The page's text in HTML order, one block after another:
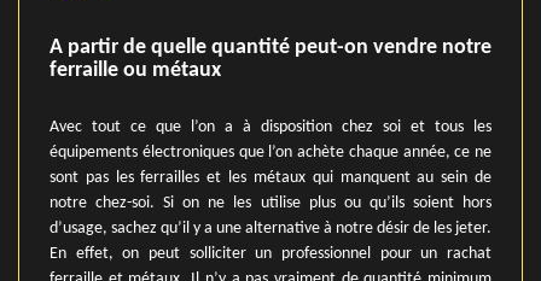
A partir de quelle quantité peut-on vendre notre
ferraille ou métaux
Avec tout ce que l’on a à disposition chez soi et tous les
équipements électroniques que l’on achète chaque année, ce ne
sont pas les ferrailles et les métaux qui manquent au sein de
notre chez-soi. Si on ne les utilise plus ou qu’ils soient hors
d’usage, sachez qu’il y a une alternative à notre désir de les jeter.
En effet, on peut solliciter un professionnel pour un rachat